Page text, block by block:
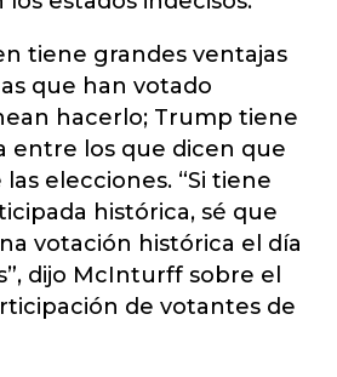
tiene grandes ventajas
que han votado
hacerlo; Trump tiene
entre los que dicen que
elecciones. “Si tiene
histórica, sé que
votación histórica el día
dijo McInturff sobre el
de votantes de